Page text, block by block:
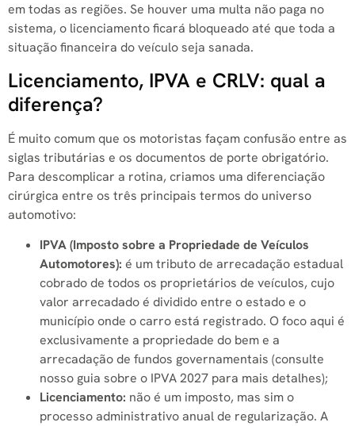
em todas as regiões. Se houver uma multa não paga no
sistema, o licenciamento ficará bloqueado até que toda a
situação financeira do veículo seja sanada.
Licenciamento, IPVA e CRLV: qual a
diferença?
É muito comum que os motoristas façam confusão entre as
siglas tributárias e os documentos de porte obrigatório.
Para descomplicar a rotina, criamos uma diferenciação
cirúrgica entre os três principais termos do universo
automotivo:
IPVA (Imposto sobre a Propriedade de Veículos
Automotores): é um tributo de arrecadação estadual
cobrado de todos os proprietários de veículos, cujo
valor arrecadado é dividido entre o estado e o
município onde o carro está registrado. O foco aqui é
exclusivamente a propriedade do bem e a
arrecadação de fundos governamentais (consulte
nosso guia sobre o IPVA 2027 para mais detalhes);
Licenciamento: não é um imposto, mas sim o
processo administrativo anual de regularização. A